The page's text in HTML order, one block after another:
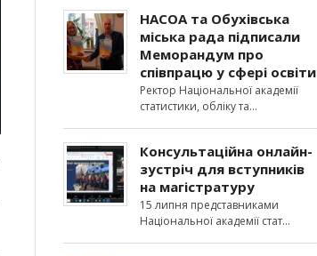
НАСОА та Обухівська
міська рада підписали
Меморандум про
співпрацю у сфері освіти
Ректор Національної академії
статистики, обліку та
Консультаційна онлайн-
зустріч для вступників
на магістратуру
15 липня представниками
Національної академії стат